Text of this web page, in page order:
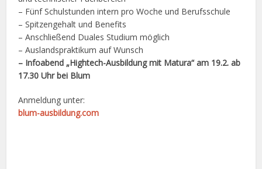
– Fünf Schulstunden intern pro Woche und Berufsschule
– Spitzengehalt und Benefits
– Anschließend Duales Studium möglich
– Auslandspraktikum auf Wunsch
– Infoabend „Hightech-Ausbildung mit Matura“ am 19.2. ab
17.30 Uhr bei Blum
Anmeldung unter:
blum-ausbildung.com